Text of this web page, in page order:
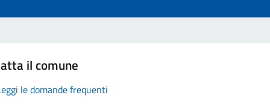
il comune
le domande frequenti